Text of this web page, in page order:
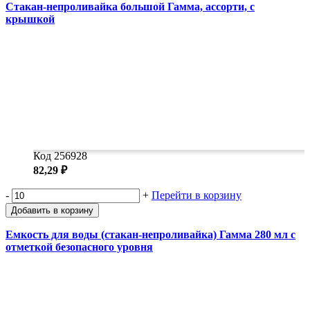
Стакан-непроливайка большой Гамма, ассорти, с
крышкой
Код 256928
82,29 ₽
- + Перейти в корзину
Добавить в корзину
Емкость для воды (стакан-непроливайка) Гамма 280 мл с
отметкой безопасного уровня